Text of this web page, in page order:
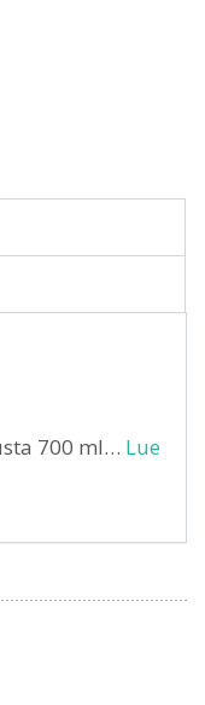
700 ml… Lue